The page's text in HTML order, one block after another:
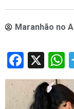
Maranhão no
X